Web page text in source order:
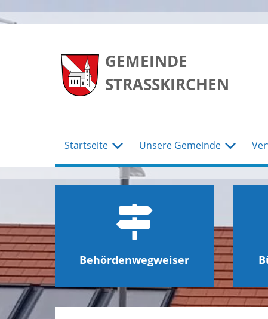
GEMEINDE
STRASSKIRCHEN
Startseite Unsere Gemeinde
Behördenwegweiser